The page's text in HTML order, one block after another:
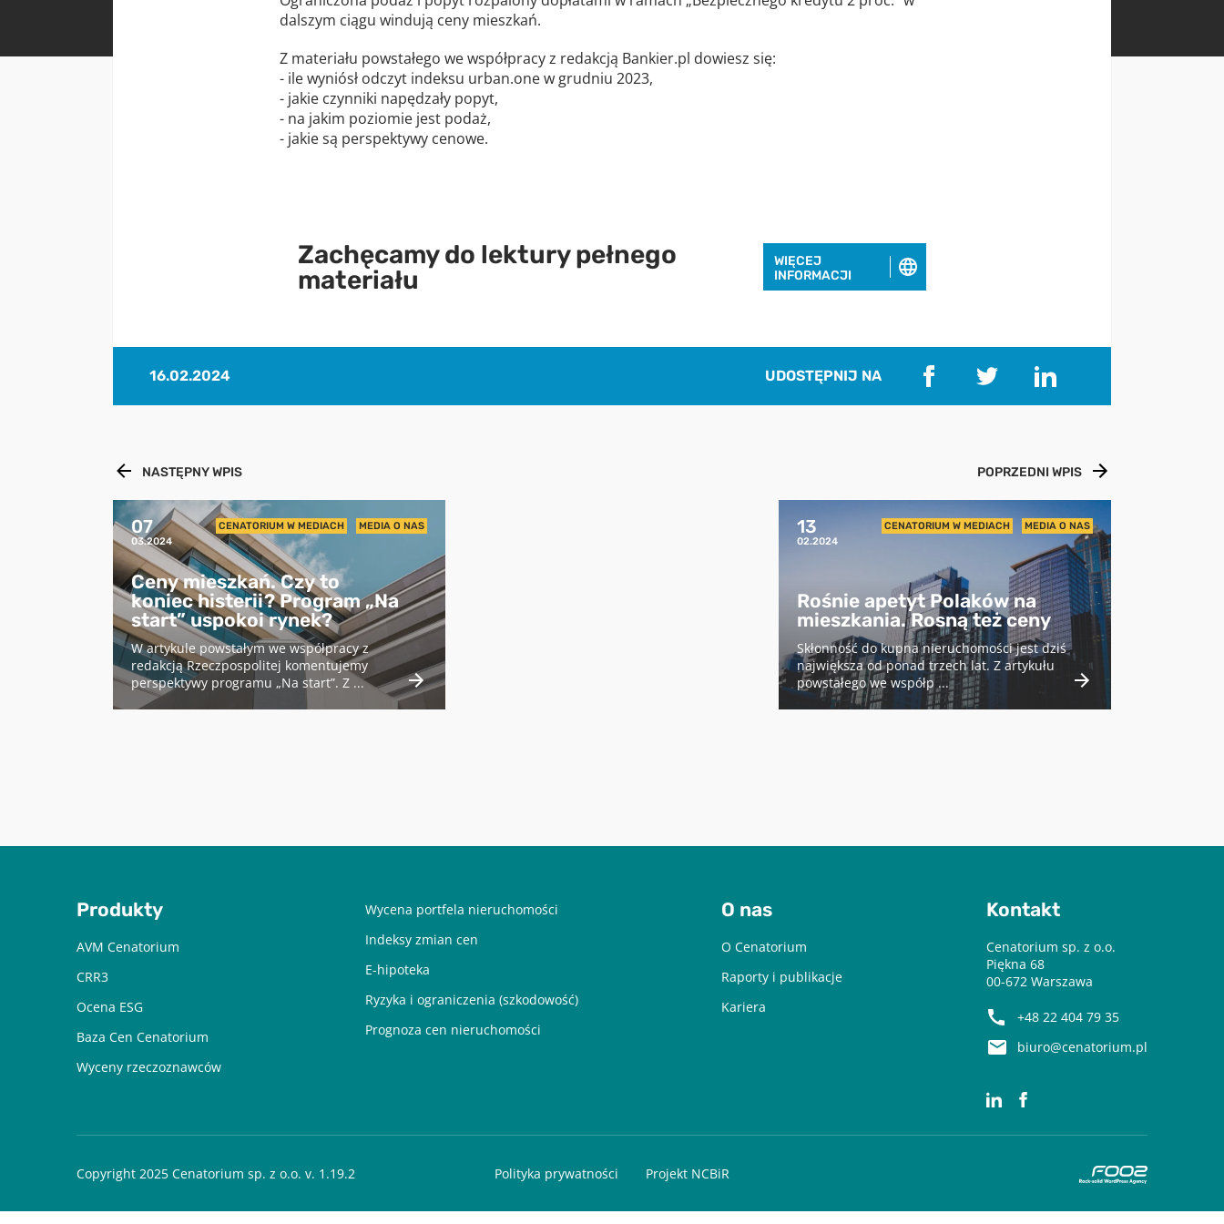
dalszym ciągu windują ceny mieszkań.
Z materiału powstałego we współpracy z redakcją Bankier.pl dowiesz się:
- ile wyniósł odczyt indeksu urban.one w grudniu 2023,
- jakie czynniki napędzały popyt,
- na jakim poziomie jest podaż,
- jakie są perspektywy cenowe.
Zachęcamy do lektury pełnego
materiału
WIĘCEJ
INFORMACJI
Pobierz raport
Chcę otrzymywać treści o charakterze marketingowym drogą e-mail od
zrezygnować z subskrypcji w każdej chwili. Więcej informacji o
przetwarzaniu moich danych dostępnych jest w
16.02.2024 UDOSTĘPNIJ NA
NASTĘPNY WPIS
07
03.2024
CENATORIUM W MEDIACH MEDIA O NAS
Ceny mieszkań. Czy to
koniec histerii? Program „Na
start” uspokoi rynek?
W artykule powstałym we współpracy z
redakcją Rzeczpospolitej komentujemy
perspektywy programu „Na start”. Z ...
POPRZEDNI WPIS
13
02.2024
CENATORIUM W MEDIACH MEDIA O NAS
Rośnie apetyt Polaków na
mieszkania. Rosną też ceny
Skłonność do kupna nieruchomości jest dziś
największa od ponad trzech lat. Z artykułu
powstałego we współp ...
Produkty
AVM Cenatorium
CRR3
Ocena ESG
Baza Cen Cenatorium
Wyceny rzeczoznawców
Wycena portfela nieruchomości
Indeksy zmian cen
E-hipoteka
Ryzyka i ograniczenia (szkodowość)
Prognoza cen nieruchomości
O nas
O Cenatorium
Raporty i publikacje
Kariera
Kontakt
Cenatorium sp. z o.o.
Piękna 68
00-672 Warszawa
+48 22 404 79 35
biuro@cenatorium.pl
Copyright 2025 Cenatorium sp. z o.o. v. 1.19.2 Polityka prywatności Projekt NCBiR